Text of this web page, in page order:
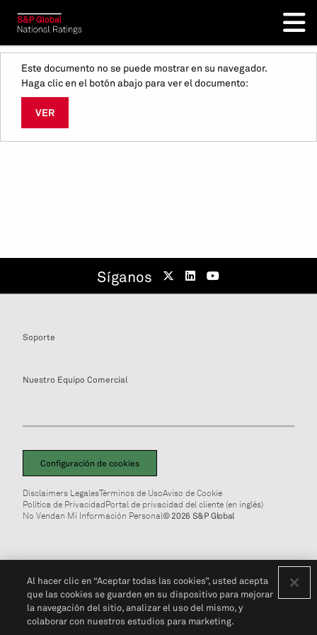
Este documento no se puede mostrar en su navegador.
Haga clic en el botón abajo para ver el documento:
VER
Síganos
Soporte
Nuestro Equipo Comercial
Configuración de cookies
Disclaimers LegalesTérminos de UsoAviso de Cookie
Política de PrivacidadPortal de privacidad del cliente (en inglés)
No Vendan Mi Información Personal© 2026 S&P Global
Al hacer clic en “Aceptar todas las cookies”, usted acepta
que las cookies se guarden en su dispositivo para mejorar
la navegación del sitio, analizar el uso del mismo, y
colaborar con nuestros estudios para marketing.